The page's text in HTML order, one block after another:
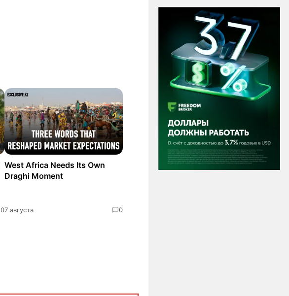
0
West Africa Needs Its Own
Draghi Moment
7 августа 0